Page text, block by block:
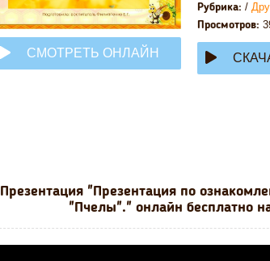
СМОТРЕТЬ ОНЛАЙН
Рубрика: /
Просмотров:
Презентация "Презентация по
"Пчелы"." онлайн бесплатно